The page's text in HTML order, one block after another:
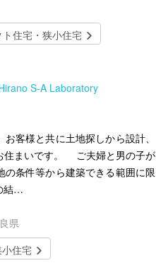
ト住宅・狭小住宅
S-A Laboratory
客様と共に土地探しから設計、
住まいです。 ご夫婦と男の子が
の条件等から建築できる範囲に限
結…
県
住宅